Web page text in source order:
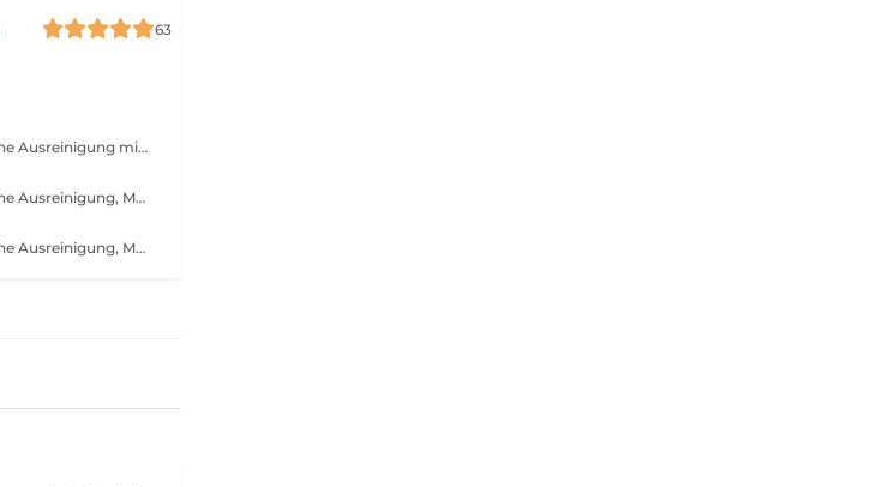
63
Abreinigung, Toner, Enzym-Peeling, gründliche Ausreinigung mit Hydrafacial Gerät, manuelle Ausreinigung (nach dem Bedarf), beruhigende Vliesmaske, Abschlusspflege, Sonnenschutzcreme
Abreinigung, Toner, Enzym-Peeling, gründliche Ausreinigung, Massage, Wirkstoffeinschleusen mit Kalt- und Heißhammergerät, Vliesmaske, Abschlusspflege, Sonnenschutzcreme
Abreinigung, Toner, Enzym-Peeling, gründliche Ausreinigung, Massage, Radiofrequenzbehandlung, Vliesmaske, Abschlusspflege, Sonnenschutzcreme